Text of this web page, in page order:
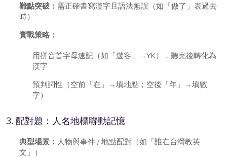
難點突破： 需正確書寫漢字且語法無誤（如「做了」表過去
時）
實戰策略：
用拼音首字母速記（如「遊客」→YK），聽完後轉化為
漢字
預判詞性（空前「在」→填地點；空後「年」→填數
字）
3. 配對題：人名地標聯動記憶
典型場景： 人物與事件 / 地點配對（如「誰在台灣教英
文」）